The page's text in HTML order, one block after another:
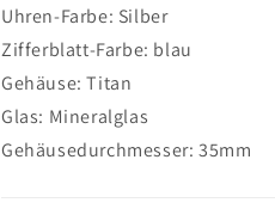
Uhren-Farbe: Silber
Zifferblatt-Farbe: blau
Gehäuse: Titan
Glas: Mineralglas
Gehäusedurchmesser: 35mm